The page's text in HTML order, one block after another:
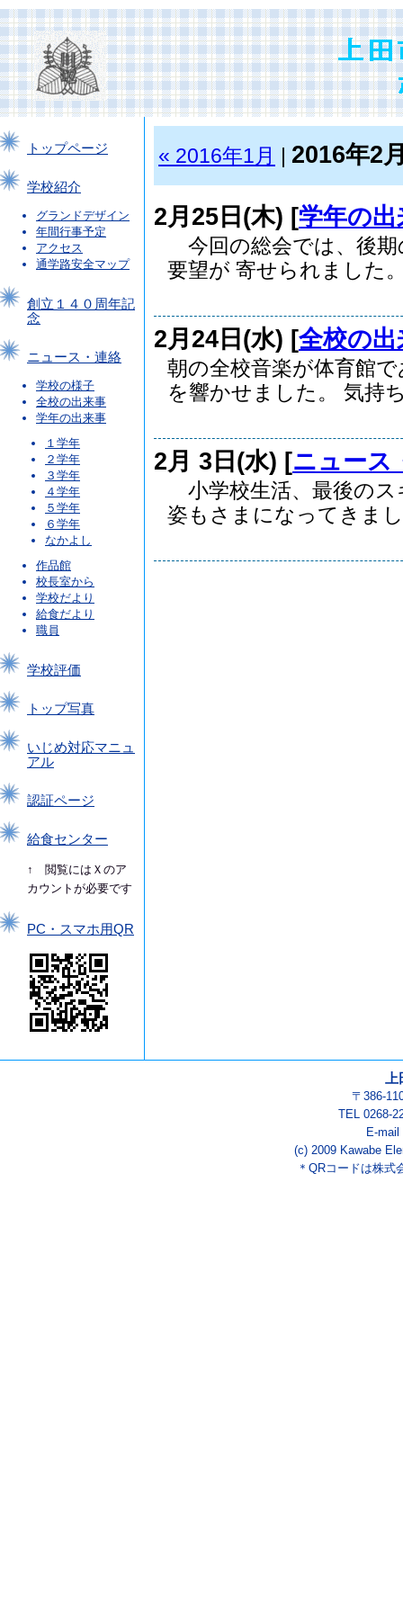
トップページ
学校紹介
グランドデザイン
年間行事予定
アクセス
通学路安全マップ
創立１４０周年記
念
ニュース・連絡
学校の様子
全校の出来事
学年の出来事
１学年
２学年
３学年
４学年
５学年
６学年
なかよし
作品館
校長室から
学校だより
給食だより
職員
学校評価
トップ写真
いじめ対応マニュ
アル
認証ページ
給食センター
↑ 閲覧にはＸのア
カウントが必要です
PC・スマホ用QR
« 2016年1月 2016年2
2月25日(木) [学年の出
今回の総会では、後期
要望が 寄せられました
2月24日(水) [全校の出
朝の全校音楽が体育館
を響かせました。 気持
2月 3日(水) [ニュース
小学校生活、最後の
姿もさまになってきま
〒386-
TEL 0268-
E-mail
(c) 2009 Kawabe
＊QRコードは株式